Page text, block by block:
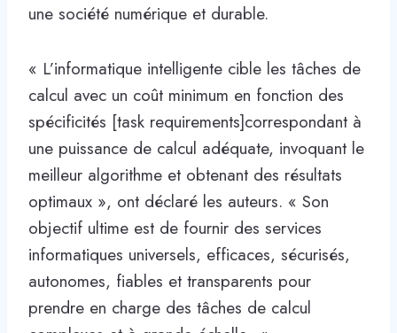
une société numérique et durable.
« L’informatique intelligente cible les tâches de
calcul avec un coût minimum en fonction des
spécificités [task requirements]correspondant à
une puissance de calcul adéquate, invoquant le
meilleur algorithme et obtenant des résultats
optimaux », ont déclaré les auteurs. « Son
objectif ultime est de fournir des services
informatiques universels, efficaces, sécurisés,
autonomes, fiables et transparents pour
prendre en charge des tâches de calcul